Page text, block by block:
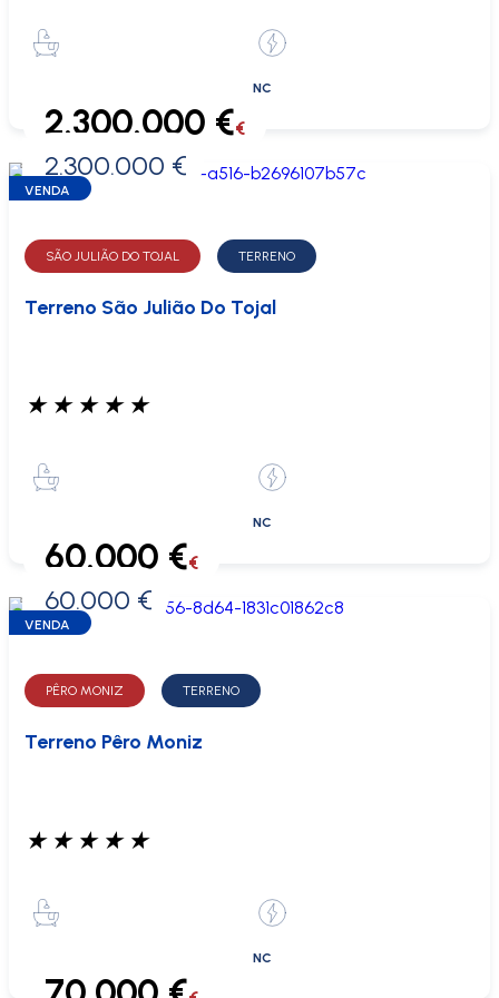
NC
0 €
2.300.000 €€
2.300.000 €
VENDA
SÃO JULIÃO DO TOJAL TERRENO
Terreno São Julião Do Tojal
★ ★ ★ ★ ★
NC
0 €
60.000 €€
60.000 €
VENDA
PÊRO MONIZ TERRENO
Terreno Pêro Moniz
★ ★ ★ ★ ★
NC